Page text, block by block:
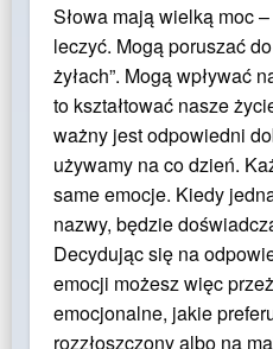
Słowa mają wielką moc
leczyć. Mogą poruszać
żyłach”. Mogą wpływać
to kształtować nasze
ważny jest odpowiedni
używamy na co dzień.
same emocje. Kiedy
nazwy, będzie
Decydując się na
emocji możesz więc
emocjonalne, jakie
rozzłoszczony albo na